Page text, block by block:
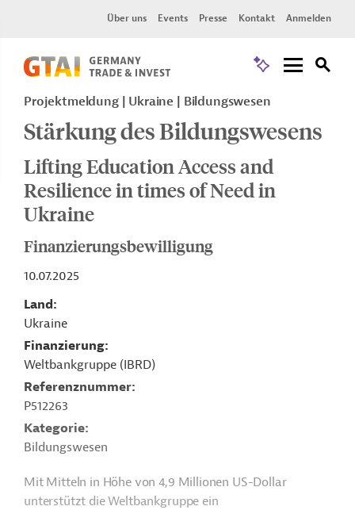
Über uns Events Presse Kontakt Anmelden
Projektmeldung Ukraine Bildungswesen
Stärkung des Bildungswesens
Lifting Education Access and
Resilience in times of Need in
Ukraine
Finanzierungsbewilligung
10.07.2025
Land
Ukraine
Finanzierung
Weltbankgruppe (IBRD)
Referenznummer
P512263
Kategorie
Bildungswesen
Mit Mitteln in Höhe von 4,9 Millionen US-Dollar
unterstützt die Weltbankgruppe ein